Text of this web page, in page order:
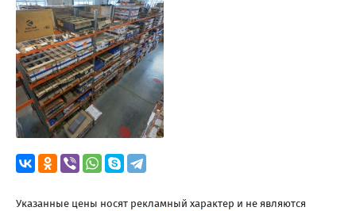
Указанные цены носят рекламный характер и не являются